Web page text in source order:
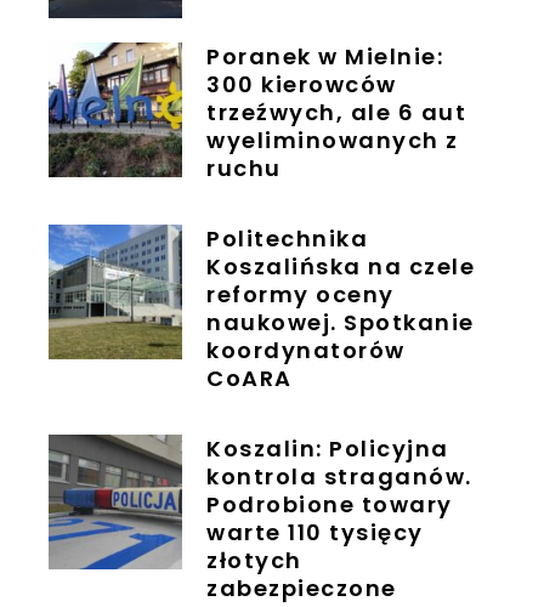
Poranek w Mielnie:
300 kierowców
trzeźwych, ale 6 aut
wyeliminowanych z
ruchu
Politechnika
Koszalińska na czele
reformy oceny
naukowej. Spotkanie
koordynatorów
CoARA
Koszalin: Policyjna
kontrola straganów.
Podrobione towary
warte 110 tysięcy
złotych
zabezpieczone